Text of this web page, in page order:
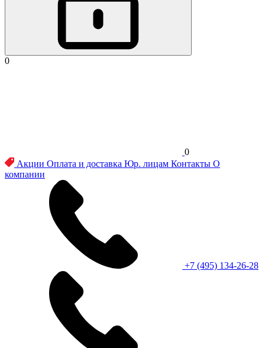
0
0
Акции Оплата и доставка Юр. лицам Контакты О
компании
+7 (495) 134-26-28